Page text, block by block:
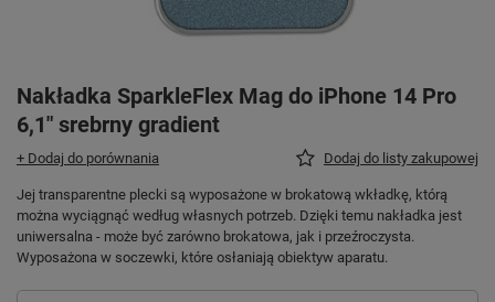
Nakładka SparkleFlex Mag do iPhone 14 Pro
6,1" srebrny gradient
+ Dodaj do porównania Dodaj do listy zakupowej
Jej transparentne plecki są wyposażone w brokatową wkładkę, którą
można wyciągnąć według własnych potrzeb. Dzięki temu nakładka jest
uniwersalna - może być zarówno brokatowa, jak i przeźroczysta.
Wyposażona w soczewki, które osłaniają obiektyw aparatu.